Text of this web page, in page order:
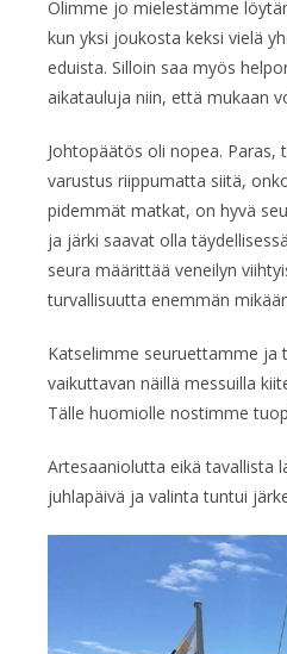
Olimme jo mielestämme
kun yksi joukosta keksi vielä
eduista. Silloin saa myös
aikatauluja niin, että mukaan
Johtopäätös oli nopea. Paras,
varustus riippumatta siitä,
pidemmät matkat, on hyvä
ja järki saavat olla
seura määrittää veneilyn
turvallisuutta enemmän
Katselimme seuruettamme ja
vaikuttavan näillä messuilla
Tälle huomiolle nostimme
Artesaaniolutta eikä tavallista
juhlapäivä ja valinta tuntui